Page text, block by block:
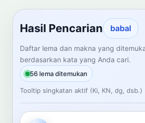
Temukan lema Jawa dan maknanya dalam
mengelola data Kamus Bahasa Jawa-
CARI LEMA JAWA
Masukkan kata Jawa
Hasil Pencarian babal
Daftar lema dan makna yang
berdasarkan kata yang Anda cari.
56 lema ditemukan
Tooltip singkatan aktif (Ki, KN, dg, dsb.)